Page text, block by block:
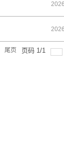
尾页 页码 1/1